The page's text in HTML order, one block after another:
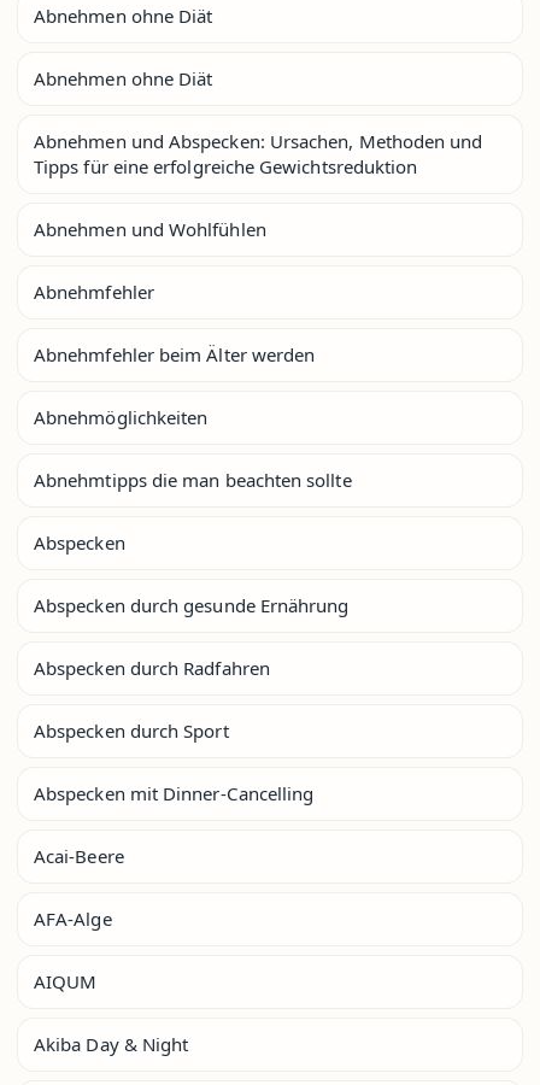
Abnehmen ohne Diät
Abnehmen ohne Diät
Abnehmen und Abspecken: Ursachen, Methoden und
Tipps für eine erfolgreiche Gewichtsreduktion
Abnehmen und Wohlfühlen
Abnehmfehler
Abnehmfehler beim Älter werden
Abnehmöglichkeiten
Abnehmtipps die man beachten sollte
Abspecken
Abspecken durch gesunde Ernährung
Abspecken durch Radfahren
Abspecken durch Sport
Abspecken mit Dinner-Cancelling
Acai-Beere
AFA-Alge
AIQUM
Akiba Day & Night